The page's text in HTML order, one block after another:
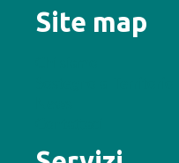
Site map